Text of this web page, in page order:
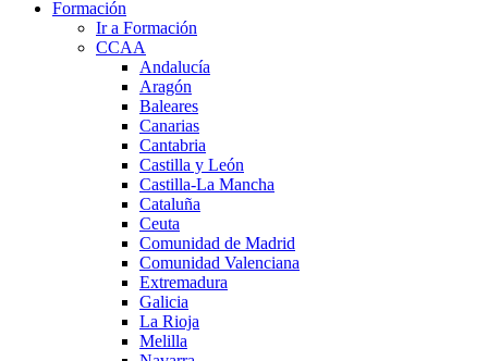
Formación
Ir a Formación
CCAA
Andalucía
Aragón
Baleares
Canarias
Cantabria
Castilla y León
Castilla-La Mancha
Cataluña
Ceuta
Comunidad de Madrid
Comunidad Valenciana
Extremadura
Galicia
La Rioja
Melilla